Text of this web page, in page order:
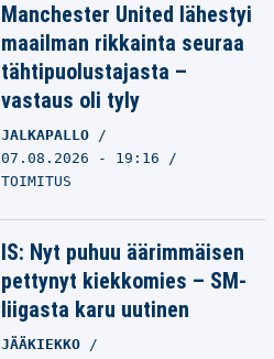
Manchester United lähestyi
maailman rikkainta seuraa
tähtipuolustajasta –
vastaus oli tyly
JALKAPALLO
07.08.2026 - 19:16
TOIMITUS
IS: Nyt puhuu äärimmäisen
pettynyt kiekkomies – SM-
liigasta karu uutinen
JÄÄKIEKKO